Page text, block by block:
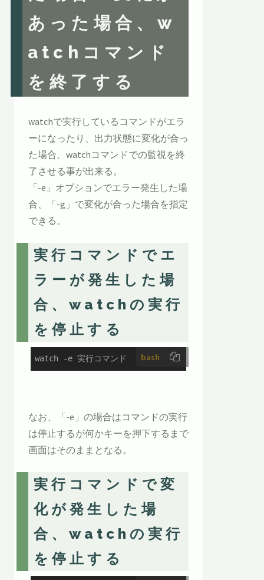
あった場合、w
atchコマンド
を終了する
watchで実行しているコマンドがエラ
ーになったり、出力状態に変化が合っ
た場合、watchコマンドでの監視を終
了させる事が出来る。
「-e」オプションでエラー発生した場
合、「-g」で変化が合った場合を指定
できる。
実行コマンドでエ
ラーが発生した場
合、watchの実行
を停止する
bash
watch -e 実行コマンド
なお、「-e」の場合はコマンドの実行
は停止するが何かキーを押下するまで
画面はそのままとなる。
実行コマンドで変
化が発生した場
合、watchの実行
を停止する